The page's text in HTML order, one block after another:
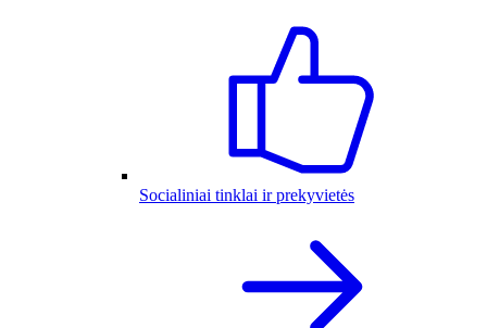
Socialiniai tinklai ir prekyvietės